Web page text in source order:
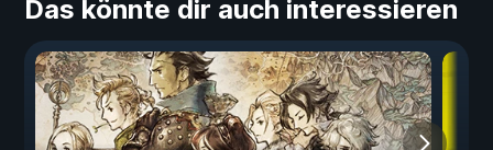
Das könnte dir auch interessieren